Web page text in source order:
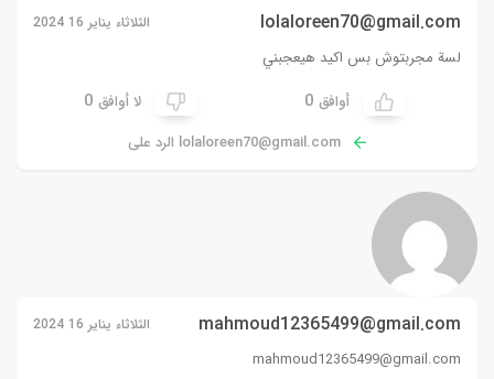
lolaloreen70@gmail.com الثلاثاء يناير 16 2024
لسة مجربتوش بس اكيد هيعجبني
أوافق 0 لا أوافق 0
lolaloreen70@gmail.com الرد على
mahmoud12365499@gmail.com الثلاثاء يناير 16 2024
mahmoud12365499@gmail.com